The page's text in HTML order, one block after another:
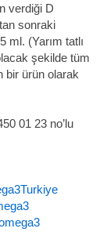
verdiği D
sonraki
ml. (Yarım tatlı
şekilde tüm
bir ürün olarak
01 23 no’lu